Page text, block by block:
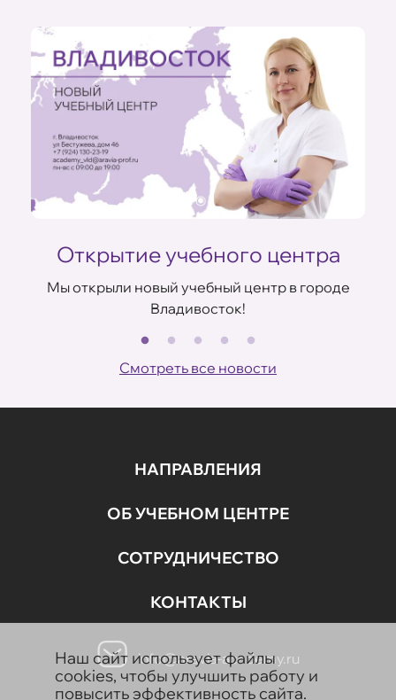
Открытие учебного центра
Мы открыли новый учебный центр в городе
Владивосток!
Смотреть все новости
НАПРАВЛЕНИЯ
ОБ УЧЕБНОМ ЦЕНТРЕ
СОТРУДНИЧЕСТВО
КОНТАКТЫ
info@aravia-academy.ru
Наш сайт использует файлы
cookies, чтобы улучшить работу и
повысить эффективность сайта.